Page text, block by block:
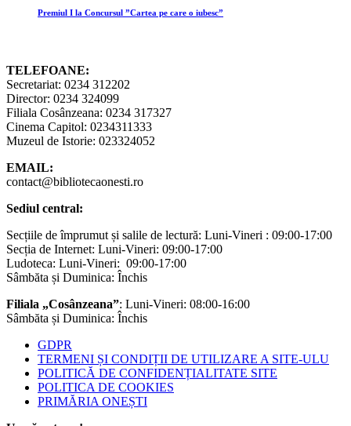
Premiul I la Concursul ”Cartea pe care o iubesc”
TELEFOANE:
Secretariat: 0234 312202
Director: 0234 324099
Filiala Cosânzeana: 0234 317327
Cinema Capitol: 0234311333
Muzeul de Istorie: 023324052
EMAIL:
contact@bibliotecaonesti.ro
Sediul central:
Secțiile de împrumut și salile de lectură: Luni-Vineri : 09:00-17:00
Secția de Internet: Luni-Vineri: 09:00-17:00
Ludoteca: Luni-Vineri: 09:00-17:00
Sâmbăta și Duminica: Închis
Filiala „Cosânzeana”: Luni-Vineri: 08:00-16:00
Sâmbăta și Duminica: Închis
GDPR
TERMENI ȘI CONDIȚII DE UTILIZARE A SITE-ULU
POLITICĂ DE CONFIDENȚIALITATE SITE
POLITICA DE COOKIES
PRIMĂRIA ONEȘTI